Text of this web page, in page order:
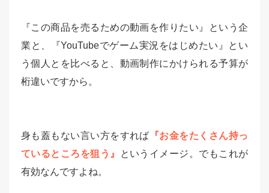
『この商品を売るための動画を作りたい』という企
業と、『YouTubeでゲーム実況をはじめたい』とい
う個人とを比べると、動画制作にかけられる予算が
桁違いですから。
身も蓋もない言い方をすれば 『お金をたくさん持っ
ているところを狙う』
というイメージ。でもこれが
有効なんですよね。